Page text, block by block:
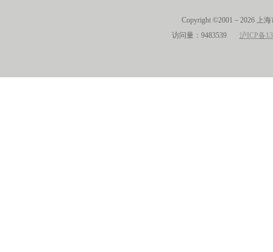
Copyright ©2001－2026 上
访问量：9483539 沪ICP备